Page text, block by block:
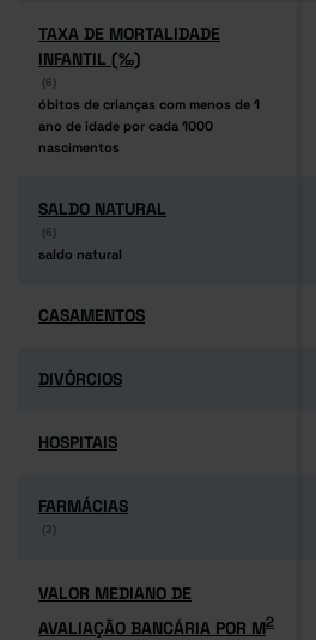
TAXA DE MORTALIDADE
INFANTIL (‰)
(6)
óbitos de crianças com menos de 1
ano de idade por cada 1000
nascimentos
TAXA DE MORTALIDADE
INFANTIL (‰)
(6)
óbitos de crianças com menos de 1
ano de idade por cada 1000
nascimentos
SALDO NATURAL
(6)
saldo natural
SALDO NATURAL
(6)
saldo natural
CASAMENTOS
CASAMENTOS
DIVÓRCIOS
DIVÓRCIOS
HOSPITAIS
HOSPITAIS
FARMÁCIAS
(3)
FARMÁCIAS
(3)
VALOR MEDIANO DE
AVALIAÇÃO BANCÁRIA POR M2
VALOR MEDIANO DE
AVALIAÇÃO BANCÁRIA POR M2